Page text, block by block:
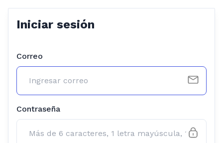
Iniciar sesión
Correo
Contraseña